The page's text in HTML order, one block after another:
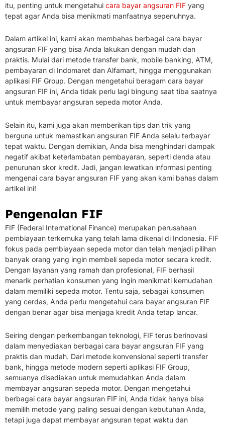
itu, penting untuk mengetahui cara bayar angsuran FIF yang
tepat agar Anda bisa menikmati manfaatnya sepenuhnya.
Dalam artikel ini, kami akan membahas berbagai cara bayar
angsuran FIF yang bisa Anda lakukan dengan mudah dan
praktis. Mulai dari metode transfer bank, mobile banking, ATM,
pembayaran di Indomaret dan Alfamart, hingga menggunakan
aplikasi FIF Group. Dengan mengetahui beragam cara bayar
angsuran FIF ini, Anda tidak perlu lagi bingung saat tiba saatnya
untuk membayar angsuran sepeda motor Anda.
Selain itu, kami juga akan memberikan tips dan trik yang
berguna untuk memastikan angsuran FIF Anda selalu terbayar
tepat waktu. Dengan demikian, Anda bisa menghindari dampak
negatif akibat keterlambatan pembayaran, seperti denda atau
penurunan skor kredit. Jadi, jangan lewatkan informasi penting
mengenai cara bayar angsuran FIF yang akan kami bahas dalam
artikel ini!
Pengenalan FIF
FIF (Federal International Finance) merupakan perusahaan
pembiayaan terkemuka yang telah lama dikenal di Indonesia. FIF
fokus pada pembiayaan sepeda motor dan telah menjadi pilihan
banyak orang yang ingin membeli sepeda motor secara kredit.
Dengan layanan yang ramah dan profesional, FIF berhasil
menarik perhatian konsumen yang ingin menikmati kemudahan
dalam memiliki sepeda motor. Tentu saja, sebagai konsumen
yang cerdas, Anda perlu mengetahui cara bayar angsuran FIF
dengan benar agar bisa menjaga kredit Anda tetap lancar.
Seiring dengan perkembangan teknologi, FIF terus berinovasi
dalam menyediakan berbagai cara bayar angsuran FIF yang
praktis dan mudah. Dari metode konvensional seperti transfer
bank, hingga metode modern seperti aplikasi FIF Group,
semuanya disediakan untuk memudahkan Anda dalam
membayar angsuran sepeda motor. Dengan mengetahui
berbagai cara bayar angsuran FIF ini, Anda tidak hanya bisa
memilih metode yang paling sesuai dengan kebutuhan Anda,
tetapi juga dapat membayar angsuran tepat waktu dan